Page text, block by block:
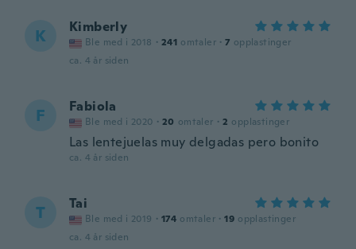
K Kimberly
Ble med i 2018 · 241 omtaler · 7 opplastinger
ca. 4 år siden
F Fabiola
Ble med i 2020 · 20 omtaler · 2 opplastinger
Las lentejuelas muy delgadas pero bonito
ca. 4 år siden
T Tai
Ble med i 2019 · 174 omtaler · 19 opplastinger
ca. 4 år siden